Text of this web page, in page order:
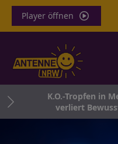
Player öffnen
K.O.-Tropfen in
verliert